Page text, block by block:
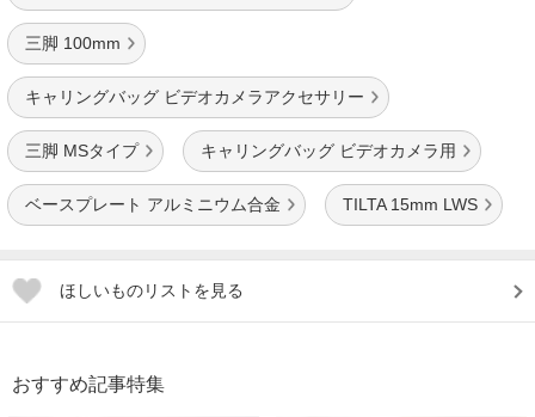
三脚 100mm
キャリングバッグ ビデオカメラアクセサリー
三脚 MSタイプ キャリングバッグ ビデオカメラ用
ベースプレート アルミニウム合金 TILTA 15mm LWS
ほしいものリストを見る
おすすめ記事特集